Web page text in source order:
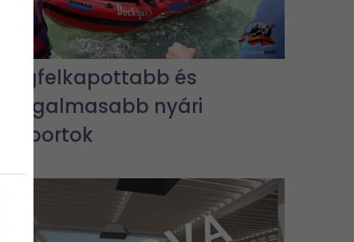
A legfelkapottabb és
legizgalmasabb nyári
vízisportok